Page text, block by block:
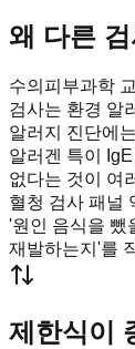
왜 다른
수의피부과학
검사는 환경 알
알러지 진단에
알러겐 특이
없다는 것이 여
혈청 검사 패널
'원인 음식을 뺐
재발하는지'를
제한식이